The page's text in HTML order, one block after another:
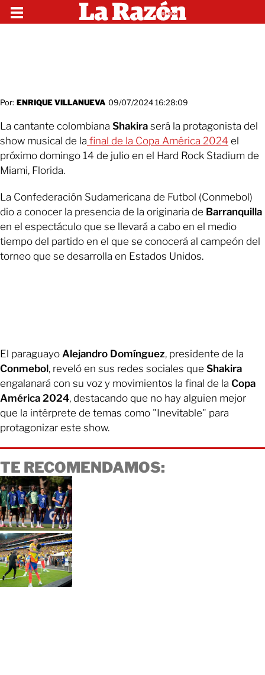
Por: ENRIQUE VILLANUEVA 09/07/2024 16:28:09
La cantante colombiana Shakira será la protagonista del
show musical de la final de la Copa América 2024 el
próximo domingo 14 de julio en el Hard Rock Stadium de
Miami, Florida.
La Confederación Sudamericana de Futbol (Conmebol)
dio a conocer la presencia de la originaria de Barranquilla
en el espectáculo que se llevará a cabo en el medio
tiempo del partido en el que se conocerá al campeón del
torneo que se desarrolla en Estados Unidos.
El paraguayo Alejandro Domínguez, presidente de la
Conmebol, reveló en sus redes sociales que Shakira
engalanará con su voz y movimientos la final de la Copa
América 2024, destacando que no hay alguien mejor
que la intérprete de temas como "Inevitable" para
protagonizar este show.
TE RECOMENDAMOS: